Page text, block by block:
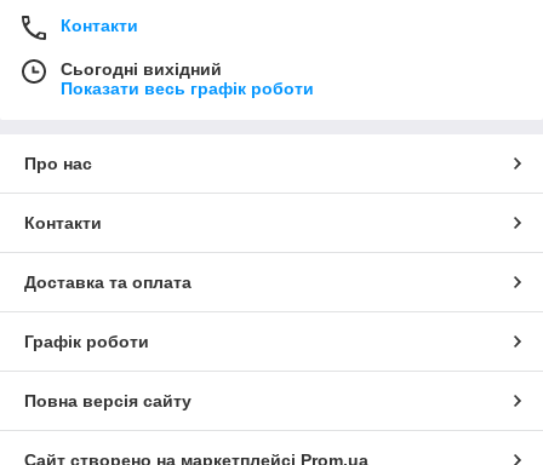
Контакти
Сьогодні вихідний
Показати весь графік роботи
Про нас
Контакти
Доставка та оплата
Графік роботи
Повна версія сайту
Сайт створено на маркетплейсі Prom.ua